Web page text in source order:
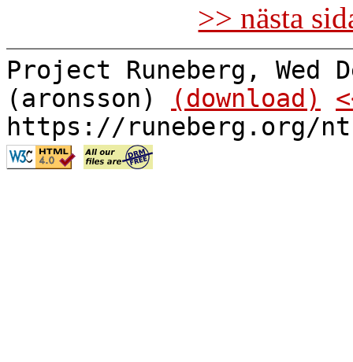
>> nästa
Project Runeberg, Wed
(aronsson)
(download)
https://runeberg.org/